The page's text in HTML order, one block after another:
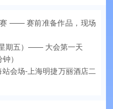
—— 赛前准备作品，现场
期五）—— 大会第一天
）
会场-上海明捷万丽酒店二